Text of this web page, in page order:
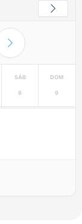
SÁB
8
DOM
9